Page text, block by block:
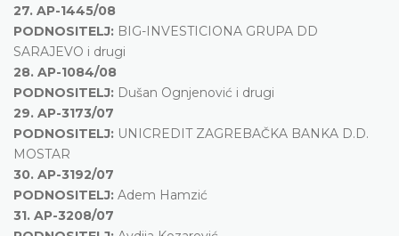
27. AP-1445/08
PODNOSITELJ: BIG-INVESTICIONA GRUPA DD
SARAJEVO i drugi
28. AP-1084/08
PODNOSITELJ: Dušan Ognjenović i drugi
29. AP-3173/07
PODNOSITELJ: UNICREDIT ZAGREBAČKA BANKA D.D.
MOSTAR
30. AP-3192/07
PODNOSITELJ: Adem Hamzić
31. AP-3208/07